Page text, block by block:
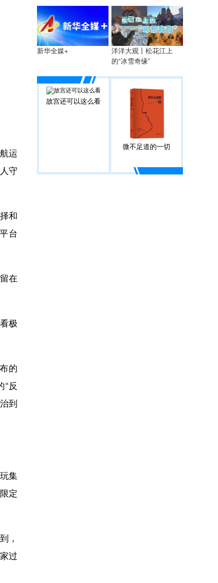
运
守
和
台
在
极
的
“反
到
集
定
，
过
新华全媒+
洋洋大观丨松花江上
的“冰雪奇缘”
故宫还可以这么看
微不足道的一切